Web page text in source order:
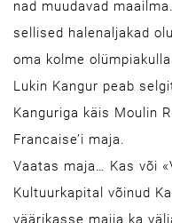
nad muudavad
sellised halenaljakad
oma kolme
Lukin Kangur peab
Kanguriga käis Moulin
Francaise’i maja.
Vaatas maja… Kas või
Kultuurkapital võinud
väärikasse majja ka